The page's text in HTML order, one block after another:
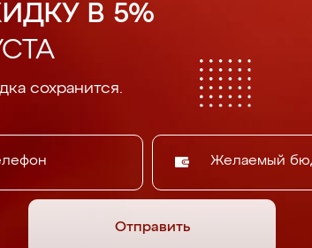
В 5%
сохранится.
Желаемый
Отправить